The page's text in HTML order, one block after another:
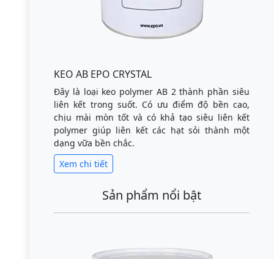
KEO AB EPO CRYSTAL
Đây là loại keo polymer AB 2 thành phần siêu
liên kết trong suốt. Có ưu điểm độ bền cao,
chịu mài mòn tốt và có khả tạo siêu liên kết
polymer giúp liên kết các hạt sỏi thành một
dạng vữa bền chắc.
Xem chi tiết
Sản phẩm nổi bật